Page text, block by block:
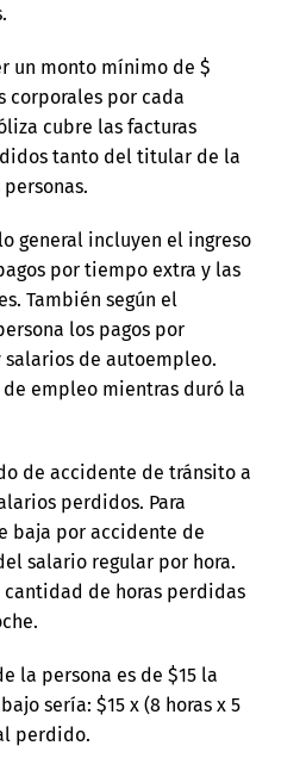
un monto mínimo de $
corporales por cada
cubre las facturas
tanto del titular de la
general incluyen el ingreso
por tiempo extra y las
También según el
los pagos por
de autoempleo.
empleo mientras duró la
de accidente de tránsito a
perdidos. Para
baja por accidente de
salario regular por hora.
de horas perdidas
la persona es de $15 la
sería: $15 x (8 horas x 5
perdido.